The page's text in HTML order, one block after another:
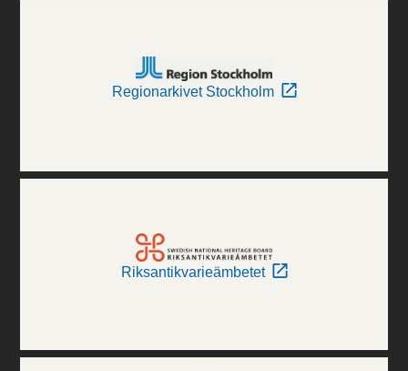
Regionarkivet Stockholm
Riksantikvarieämbetet